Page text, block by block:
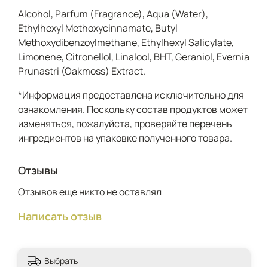
Alcohol, Parfum (Fragrance), Aqua (Water),
Ethylhexyl Methoxycinnamate, Butyl
Methoxydibenzoylmethane, Ethylhexyl Salicylate,
Limonene, Citronellol, Linalool, BHT, Geraniol, Evernia
Prunastri (Oakmoss) Extract.
*Информация предоставлена исключительно для
ознакомления. Поскольку состав продуктов может
изменяться, пожалуйста, проверяйте перечень
ингредиентов на упаковке полученного товара.
Отзывы
Отзывов еще никто не оставлял
Написать отзыв
Выбрать